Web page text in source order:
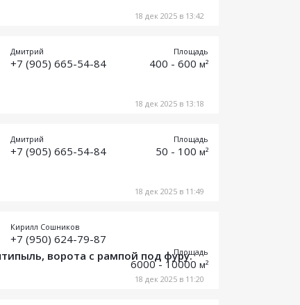
18 дек 2025 в 13:42
Дмитрий
+7 (905) 665-54-84
Площадь
400 - 600 м²
18 дек 2025 в 13:18
Дмитрий
+7 (905) 665-54-84
Площадь
50 - 100 м²
18 дек 2025 в 11:49
ворота с рампой под фуру.
Кирилл Сошников
+7 (950) 624-79-87
Площадь
6000 - 10000 м²
18 дек 2025 в 11:20